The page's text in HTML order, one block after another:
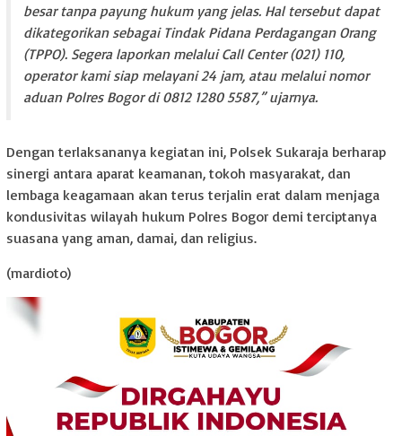
besar tanpa payung hukum yang jelas. Hal tersebut dapat
dikategorikan sebagai Tindak Pidana Perdagangan Orang
(TPPO). Segera laporkan melalui Call Center (021) 110,
operator kami siap melayani 24 jam, atau melalui nomor
aduan Polres Bogor di 0812 1280 5587,” ujarnya.
Dengan terlaksananya kegiatan ini, Polsek Sukaraja berharap
sinergi antara aparat keamanan, tokoh masyarakat, dan
lembaga keagamaan akan terus terjalin erat dalam menjaga
kondusivitas wilayah hukum Polres Bogor demi terciptanya
suasana yang aman, damai, dan religius.
(mardioto)